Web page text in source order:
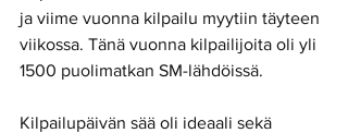
ja viime vuonna kilpailu myytiin täyteen
viikossa. Tänä vuonna kilpailijoita oli yli
1500 puolimatkan SM-lähdöissä.
Kilpailupäivän sää oli ideaali sekä